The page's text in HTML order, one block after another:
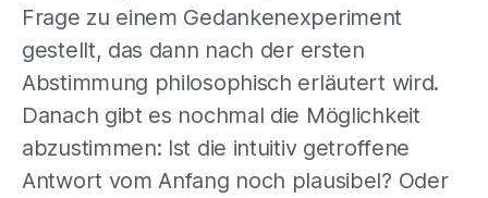
Frage zu einem Gedankenexperiment
gestellt, das dann nach der ersten
Abstimmung philosophisch erläutert wird.
Danach gibt es nochmal die Möglichkeit
abzustimmen: Ist die intuitiv getroffene
Antwort vom Anfang noch plausibel? Oder